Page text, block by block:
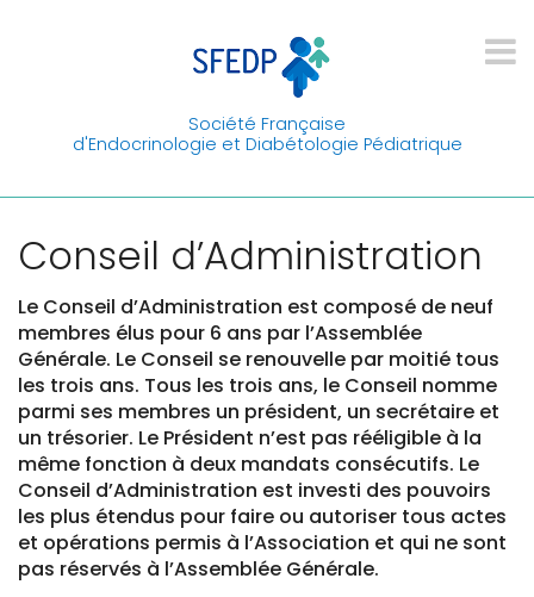
Société Française
d'Endocrinologie et Diabétologie Pédiatrique
Conseil d’Administration
Le Conseil d’Administration est composé de neuf
membres élus pour 6 ans par l’Assemblée
Générale. Le Conseil se renouvelle par moitié tous
les trois ans. Tous les trois ans, le Conseil nomme
parmi ses membres un président, un secrétaire et
un trésorier. Le Président n’est pas rééligible à la
même fonction à deux mandats consécutifs. Le
Conseil d’Administration est investi des pouvoirs
les plus étendus pour faire ou autoriser tous actes
et opérations permis à l’Association et qui ne sont
pas réservés à l’Assemblée Générale.